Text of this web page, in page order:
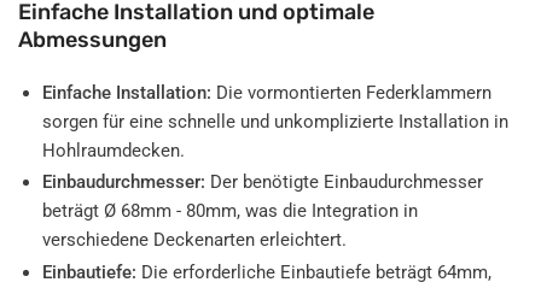
Einfache Installation und optimale
Abmessungen
Einfache Installation: Die vormontierten Federklammern
sorgen für eine schnelle und unkomplizierte Installation in
Hohlraumdecken.
Einbaudurchmesser: Der benötigte Einbaudurchmesser
beträgt Ø 68mm - 80mm, was die Integration in
verschiedene Deckenarten erleichtert.
Einbautiefe: Die erforderliche Einbautiefe beträgt 64mm,